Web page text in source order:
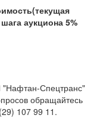
аукциона 5%
"Нафтан-Спецтранс"
обращайтесь
(29) 107 99 11.